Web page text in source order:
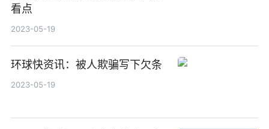
看点
2023-05-19
环球快资讯：被人欺骗写下欠条
2023-05-19